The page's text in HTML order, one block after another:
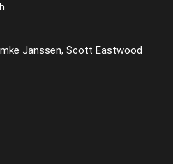
Janssen, Scott Eastwood